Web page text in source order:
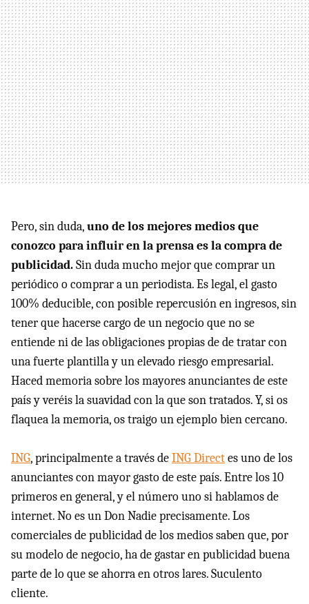
Pero, sin duda,uno de los mejores medios que
conozco para influir en la prensa es la compra de
publicidad.Sin duda mucho mejor que comprar un
periódico o comprar a un periodista. Es legal, el gasto
100% deducible, con posible repercusión en ingresos, sin
tener que hacerse cargo de un negocio que no se
entiende ni de las obligaciones propias de de tratar con
una fuerte plantilla y un elevado riesgo empresarial.
Haced memoria sobre los mayores anunciantes de este
país y veréis la suavidad con la que son tratados. Y, si os
flaquea la memoria, os traigo un ejemplo bien cercano.
ING, principalmente a través deING Directes uno de los
anunciantes con mayor gasto de este país. Entre los 10
primeros en general, y el número uno si hablamos de
internet. No es un Don Nadie precisamente. Los
comerciales de publicidad de los medios saben que, por
su modelo de negocio, ha de gastar en publicidad buena
parte de lo que se ahorra en otros lares. Suculento
cliente.